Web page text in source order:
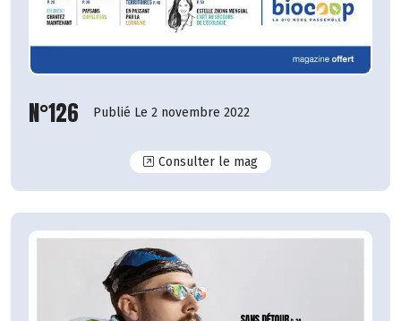
N°126 Publié Le 2 novembre 2022
Consulter le magN°126